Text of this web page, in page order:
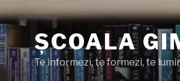
ȘCOALA
Te informezi, te formezi, te